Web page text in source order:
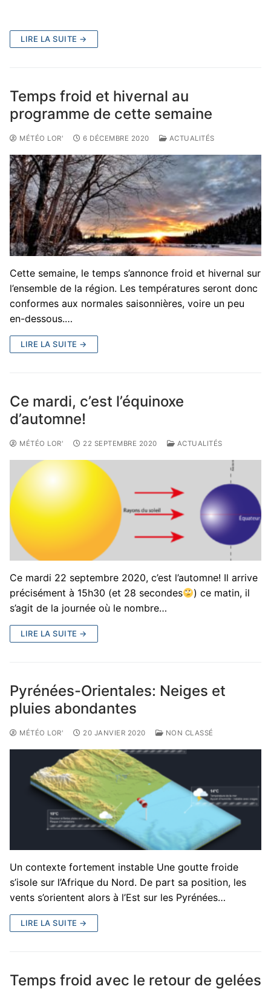
LIRE LA SUITE →
Temps froid et hivernal au
programme de cette semaine
MÉTÉO LOR' 6 DÉCEMBRE 2020 ACTUALITÉS
Cette semaine, le temps s’annonce froid et hivernal sur
l’ensemble de la région. Les températures seront donc
conformes aux normales saisonnières, voire un peu
en-dessous.…
LIRE LA SUITE →
Ce mardi, c’est l’équinoxe
d’automne!
MÉTÉO LOR' 22 SEPTEMBRE 2020 ACTUALITÉS
Ce mardi 22 septembre 2020, c’est l’automne! Il arrive
précisément à 15h30 (et 28 secondes
) ce matin, il
s’agit de la journée où le nombre…
LIRE LA SUITE →
Pyrénées-Orientales: Neiges et
pluies abondantes
MÉTÉO LOR' 20 JANVIER 2020 NON CLASSÉ
Un contexte fortement instable Une goutte froide
s’isole sur l’Afrique du Nord. De part sa position, les
vents s’orientent alors à l’Est sur les Pyrénées…
LIRE LA SUITE →
Temps froid avec le retour de gelées